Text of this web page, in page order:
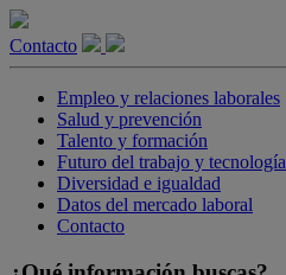
Contacto
Empleo y relaciones laborales
Salud y prevención
Talento y formación
Futuro del trabajo y tecnología
Diversidad e igualdad
Datos del mercado laboral
Contacto